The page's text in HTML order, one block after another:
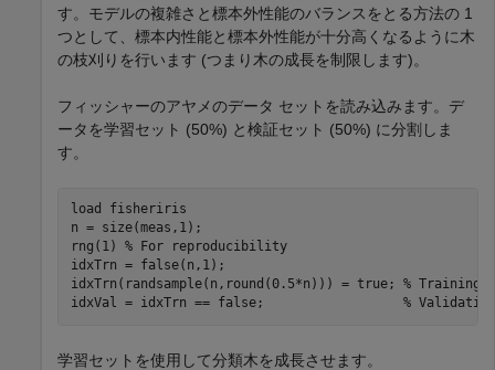
す。モデルの複雑さと標本外性能のバランスをとる方法の 1
つとして、標本内性能と標本外性能が十分高くなるように木
の枝刈りを行います (つまり木の成長を制限します)。
フィッシャーのアヤメのデータ セットを読み込みます。デ
ータを学習セット (50%) と検証セット (50%) に分割しま
す。
load
fisheriris
n = size(meas,1);
rng(1) % For reproducibility
idxTrn = false(n,1);
idxTrn(randsample(n,round(0.5*n))) = true; %
idxVal = idxTrn == false; %
学習セットを使用して分類木を成長させます。